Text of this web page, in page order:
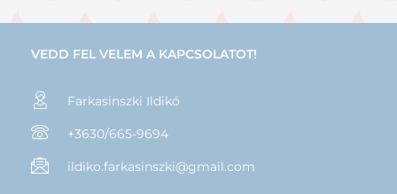
VEDD FEL VELEM A KAPCSOLATOT!
Farkasinszki Ildikó
+3630/665-9694
ildiko.farkasinszki@gmail.com